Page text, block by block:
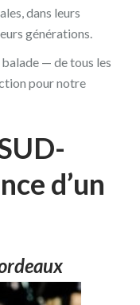
dans leurs
générations.
— de tous les
pour notre
d’un